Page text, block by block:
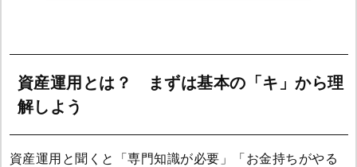
資産運用とは？ まずは基本の「キ」から理
解しよう
資産運用と聞くと「専門知識が必要」「お金持ちがやる